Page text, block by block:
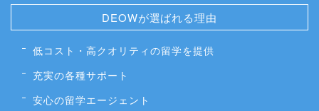
DEOWが選ばれる理由
低コスト・高クオリティの留学を提供
充実の各種サポート
安心の留学エージェント